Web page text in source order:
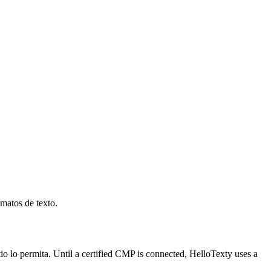
de texto.
lo permita. Until a certified CMP is connected, HelloTexty uses a